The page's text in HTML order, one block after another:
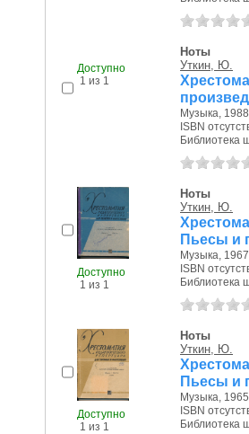
Ноты
Уткин, Ю.
Музыка, 1988
ISBN
Библиотека
Доступно
1 из 1
Ноты
Уткин, Ю.
Пьесы и
Музыка, 1967
ISBN
Библиотека
Доступно
1 из 1
Ноты
Уткин, Ю.
Пьесы и
Музыка, 1965
ISBN
Библиотека